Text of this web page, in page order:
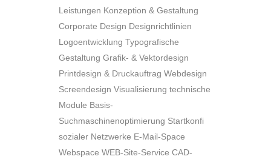
Leistungen Konzeption & Gestaltung
Corporate Design Designrichtlinien
Logoentwicklung Typografische
Gestaltung Grafik- & Vektordesign
Printdesign & Druckauftrag Webdesign
Screendesign Visualisierung technische
Module Basis-
Suchmaschinenoptimierung Startkonfi
sozialer Netzwerke E-Mail-Space
Webspace WEB-Site-Service CAD-